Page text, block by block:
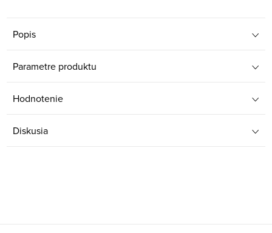
Popis
Parametre produktu
Hodnotenie
Diskusia